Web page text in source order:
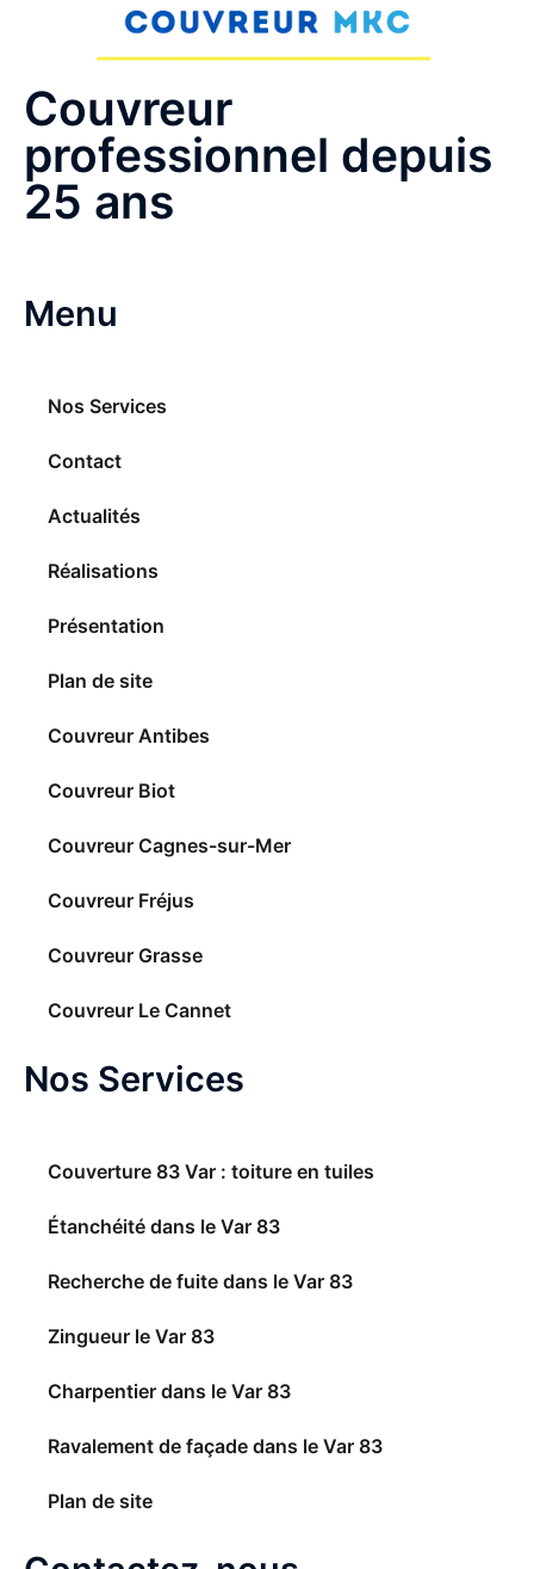
Couvreur
professionnel depuis
25 ans
Menu
Nos Services
Contact
Actualités
Réalisations
Présentation
Plan de site
Couvreur Antibes
Couvreur Biot
Couvreur Cagnes-sur-Mer
Couvreur Fréjus
Couvreur Grasse
Couvreur Le Cannet
Nos Services
Couverture 83 Var : toiture en tuiles
Étanchéité dans le Var 83
Recherche de fuite dans le Var 83
Zingueur le Var 83
Charpentier dans le Var 83
Ravalement de façade dans le Var 83
Plan de site